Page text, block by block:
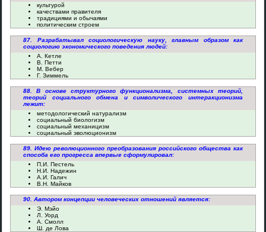
культурой
качествами правителя
традициями и обычаями
политическим строем
87. Разрабатывал социологическую науку, главным образом как
социологию экономического поведения людей:
А. Кетле
В. Петти
М. Вебер
Г. Зиммель
88. В основе структурного функционализма, системных теорий,
теорий социального обмена и символического интеракционизма
лежит:
методологический натурализм
социальный биологизм
социальный механицизм
социальный эволюционизм
89. Идею революционного преобразования российского общества как
способа его прогресса впервые сформулировал:
П.И. Пестель
Н.И. Надежин
А.И. Галич
В.Н. Майков
90. Автором концепции человеческих отношений является:
Э. Мэйо
Л. Уорд
А. Смолл
Ш. де Лова